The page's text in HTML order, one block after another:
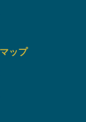
ップ